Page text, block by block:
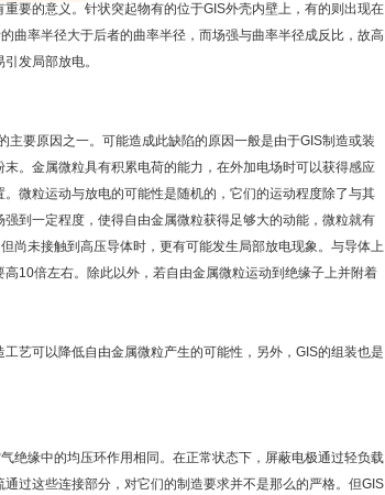
要的意义。针状突起物有的位于GIS外壳内壁上，有的则出现在
曲率半径大于后者的曲率半径，而场强与曲率半径成反比，故高
发局部放电。
要原因之一。可能造成此缺陷的原因一般是由于GIS制造或装
。金属微粒具有积累电荷的能力，在外加电场时可以获得感应
微粒运动与放电的可能性是随机的，它们的运动程度除了与其
到一定程度，使得自由金属微粒获得足够大的动能，微粒就有
尚未接触到高压导体时，更有可能发生局部放电现象。与导体上
10倍左右。除此以外，若自由金属微粒运动到绝缘子上并附着
艺可以降低自由金属微粒产生的可能性，另外，GIS的组装也是
绝缘中的均压环作用相同。在正常状态下，屏蔽电极通过轻负载
过这些连接部分，对它们的制造要求并不是那么的严格。但GIS